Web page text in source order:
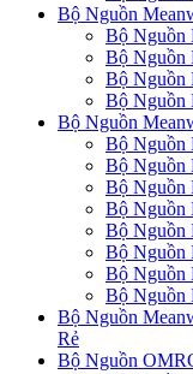
Bộ Nguồn
Bộ Nguồn
Bộ Nguồn
Bộ Nguồn
Bộ Nguồn
Bộ Nguồn
Bộ Nguồn
Bộ Nguồn
Bộ Nguồn
Bộ Nguồn
Bộ Nguồn
Bộ Nguồn
Bộ Nguồn
Bộ Nguồn
Bộ Nguồn
Rẻ
Bộ Nguồn